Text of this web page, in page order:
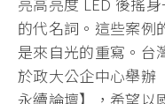
的代名詞。這些案例
是來自光的重寫。台
於政大公企中心舉
永續論壇】，希望以